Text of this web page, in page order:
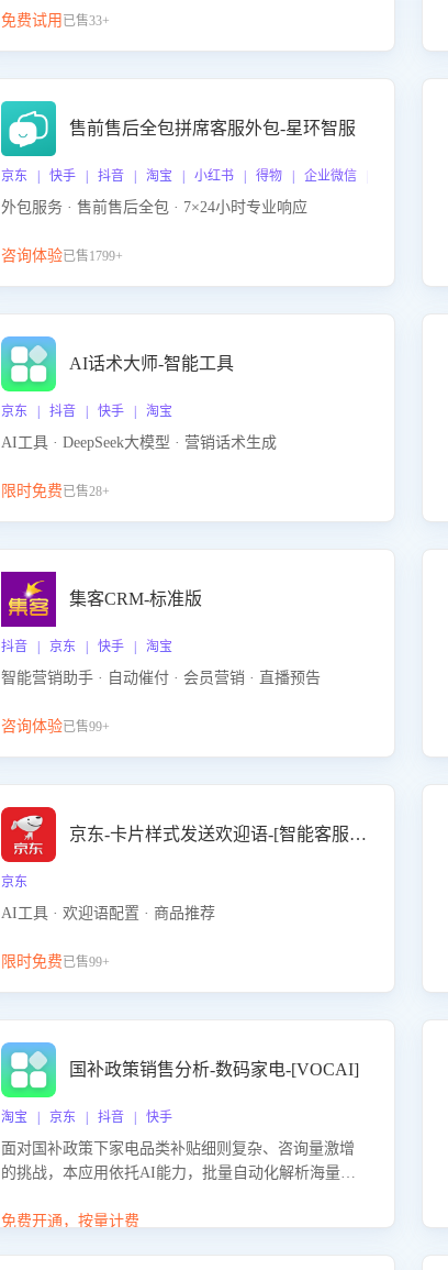
免费试用 已售33+
售前售后全包拼席客服外包-星环智服
京东 | 快手 | 抖音 | 淘宝 | 小红书 | 得物 | 企业微信 | 跨平台
外包服务 · 售前售后全包 · 7×24小时专业响应
咨询体验已售1799+
AI话术大师-智能工具
京东 | 抖音 | 快手 | 淘宝
AI工具 · DeepSeek大模型 · 营销话术生成
限时免费已售28+
集客CRM-标准版
抖音 | 京东 | 快手 | 淘宝
智能营销助手 · 自动催付 · 会员营销 · 直播预告
咨询体验已售99+
京东-卡片样式发送欢迎语-[智能客服机器人]
京东
AI工具 · 欢迎语配置 · 商品推荐
限时免费已售99+
国补政策销售分析-数码家电-[VOCAI]
淘宝 | 京东 | 抖音 | 快手
面对国补政策下家电品类补贴细则复杂、咨询量激增
的挑战，本应用依托AI能力，批量自动化解析海量客
政策的关注焦点与购买意向，深度洞察决策动因。同
免费开通，按量计费